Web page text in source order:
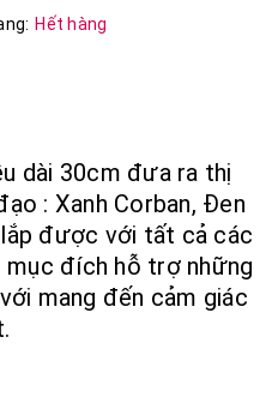
Hết hàng
dài 30cm đưa ra thị
: Xanh Corban, Đen
được với tất cả các
mục đích hỗ trợ những
mang đến cảm giác